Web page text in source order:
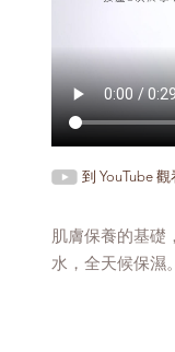
到 YouTube 觀
肌膚保養的基礎
水，全天候保濕。